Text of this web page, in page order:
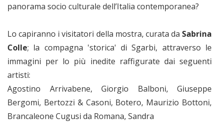
panorama socio culturale dell’Italia contemporanea?
Lo capiranno i visitatori della mostra, curata da Sabrina
Colle; la compagna 'storica' di Sgarbi, attraverso le
immagini per lo più inedite raffigurate dai seguenti
artisti:
Agostino Arrivabene, Giorgio Balboni, Giuseppe
Bergomi, Bertozzi & Casoni, Botero, Maurizio Bottoni,
Brancaleone Cugusi da Romana, Sandra